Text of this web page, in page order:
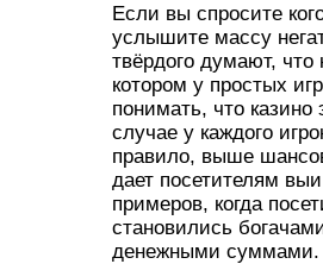
Если вы спросите
услышите массу
твёрдого думают, что
котором у простых
понимать, что
случае у каждого
правило, выше
дает посетителям
примеров, когда
становились
денежными суммами.